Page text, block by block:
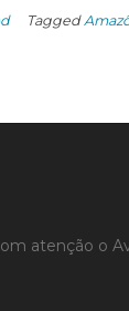
Tagged
atenção o